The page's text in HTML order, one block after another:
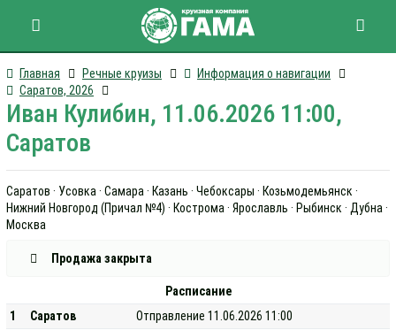
Главная Речные круизы
Информация о навигации
Саратов, 2026
Иван Кулибин, 11.06.2026 11:00,
Саратов
Саратов · Усовка · Самара · Казань · Чебоксары · Козьмодемьянск ·
Нижний Новгород (Причал №4) · Кострома · Ярославль · Рыбинск · Дубна ·
Москва
Продажа закрыта
Расписание
1
Саратов
Отправление 11.06.2026 11:00